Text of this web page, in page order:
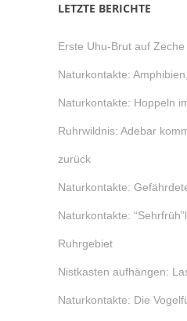
LETZTE BERICHTE
Erste Uhu-Brut auf
Naturkontakte:
Naturkontakte: Hoppeln
Ruhrwildnis: Adebar
zurück
Naturkontakte:
Naturkontakte:
Ruhrgebiet
Nistkasten aufhängen:
Naturkontakte: Die